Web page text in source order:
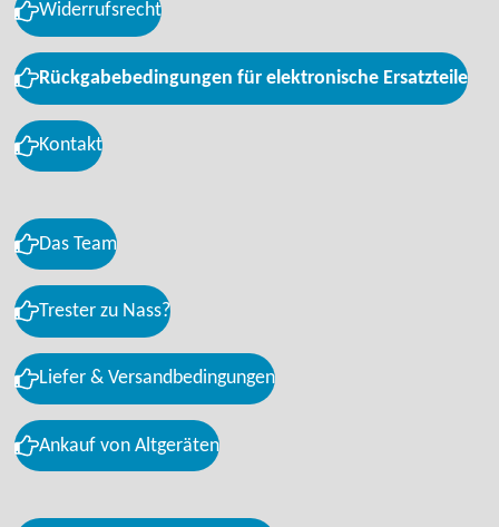
Widerrufsrecht
Rückgabebedingungen für elektronische Ersatzteile
Kontakt
Das Team
Trester zu Nass?
Liefer & Versandbedingungen
Ankauf von Altgeräten